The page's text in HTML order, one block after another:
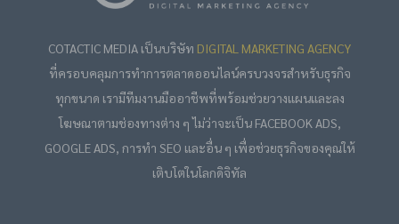
COTACTIC MEDIA เป็นบริษัท DIGITAL MARKETING AGENCY
ที่ครอบคลุมการทำการตลาดออนไลน์ครบวงจรสำหรับธุรกิจ
ทุกขนาด เรามีทีมงานมืออาชีพที่พร้อมช่วยวางแผนและลง
โฆษณาตามช่องทางต่าง ๆ ไม่ว่าจะเป็น FACEBOOK ADS,
GOOGLE ADS, การทำ SEO และอื่น ๆ เพื่อช่วยธุรกิจของคุณให้
เติบโตในโลกดิจิทัล